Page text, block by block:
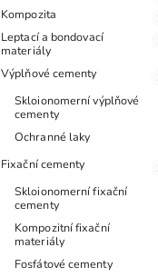
Kompozita
Leptací a bondovací
materiály
Výplňové cementy
Skloionomerní výplňové
cementy
Ochranné laky
Fixační cementy
Skloionomerní fixační
cementy
Kompozitní fixační
materiály
Fosfátové cementy